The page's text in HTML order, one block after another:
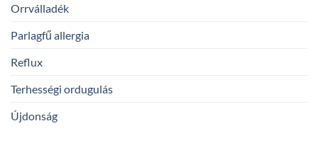
Orrválladék
Parlagfű allergia
Reflux
Terhességi ordugulás
Újdonság